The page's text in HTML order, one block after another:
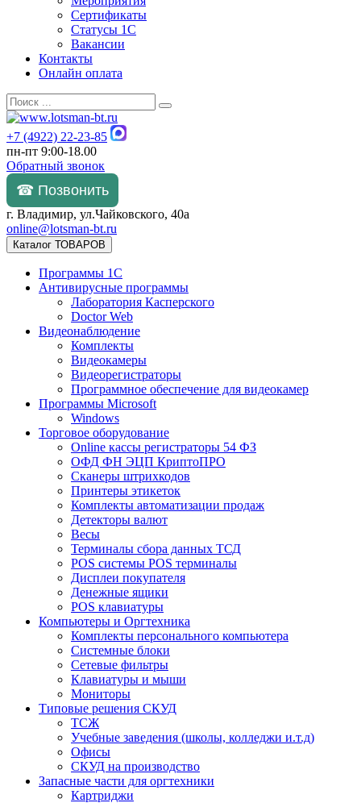
Сертификаты
Статусы 1С
Вакансии
Контакты
Онлайн оплата
+7 (4922) 22-23-85
пн-пт 9:00-18.00
Обратный звонок
☎ Позвонить
г. Владимир, ул.Чайковского, 40а
online@lotsman-bt.ru
Каталог ТОВАРОВ
Программы 1С
Антивирусные программы
Лаборатория Касперского
Doctor Web
Видеонаблюдение
Комплекты
Видеокамеры
Видеорегистраторы
Программное обеспечение для видеокамер
Программы Microsoft
Windows
Торговое оборудование
Online кассы регистраторы 54 ФЗ
ОФД ФН ЭЦП КриптоПРО
Сканеры штрихкодов
Принтеры этикеток
Комплекты автоматизации продаж
Детекторы валют
Весы
Терминалы сбора данных ТСД
POS системы POS терминалы
Дисплеи покупателя
Денежные ящики
POS клавиатуры
Компьютеры и Оргтехника
Комплекты персонального компьютера
Системные блоки
Сетевые фильтры
Клавиатуры и мыши
Мониторы
Типовые решения СКУД
ТСЖ
Учебные заведения (школы, колледжи и.т.д)
Офисы
СКУД на производство
Запасные части для оргтехники
Картриджи